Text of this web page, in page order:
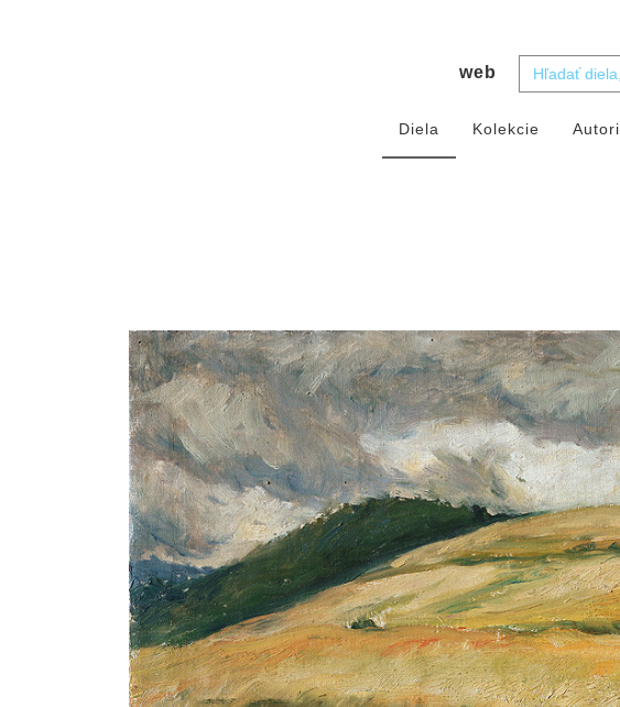
web
Diela Kolekcie Autori